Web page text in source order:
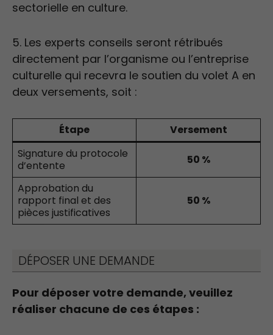
sectorielle en culture.
5. Les experts conseils seront rétribués
directement par l’organisme ou l’entreprise
culturelle qui recevra le soutien du volet A en
deux versements, soit :
Étape
Versement
Signature du protocole
d’entente
50 %
Approbation du
rapport final et des
pièces justificatives
50 %
DÉPOSER UNE DEMANDE
Pour déposer votre demande, veuillez
réaliser chacune de ces étapes :